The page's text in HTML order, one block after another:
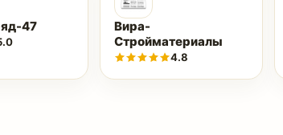
47
Вира-
Стройматериалы
4.8